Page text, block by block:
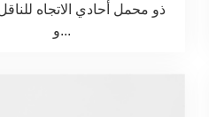
و...